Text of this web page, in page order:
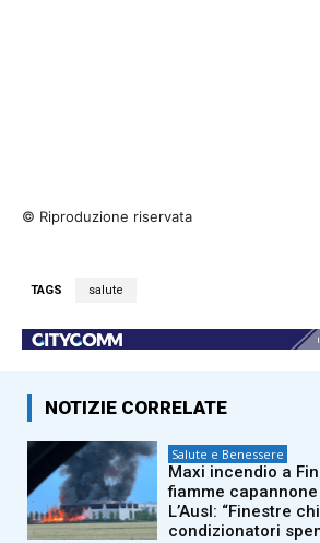
© Riproduzione riservata
TAGS salute
NOTIZIE CORRELATE
Salute e Benessere
Maxi incendio a
fiamme
L’Ausl: “Finestre
condizionatori